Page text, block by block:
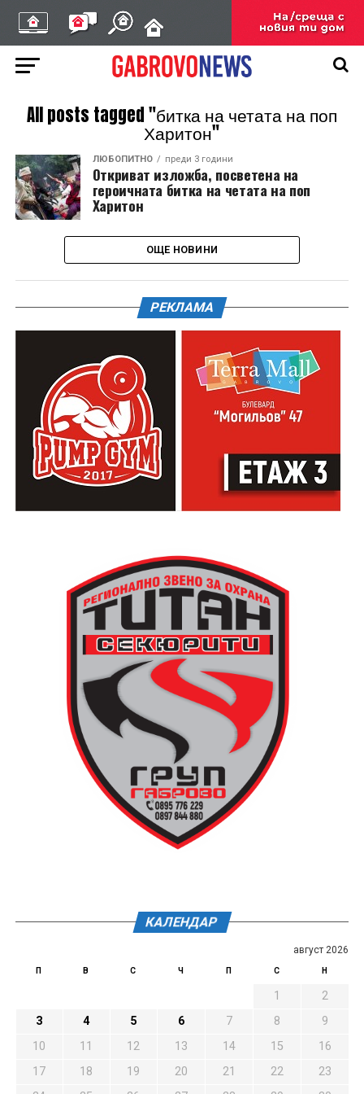
All posts tagged "битка на четата на поп
Харитон"
ЛЮБОПИТНО преди 3 години
Откриват изложба, посветена на
героичната битка на четата на поп
Харитон
ОЩЕ НОВИНИ
РЕКЛАМА
КАЛЕНДАР
август 2026
П В С Ч П С Н
1
2
3
4 5 6 7 8
9
10
11 12 13 14 15
16
17
18 19 20 21 22
23